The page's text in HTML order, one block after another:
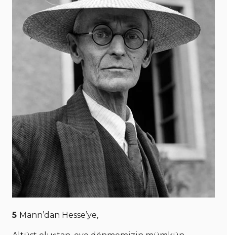
5 Mann’dan Hesse’ye,